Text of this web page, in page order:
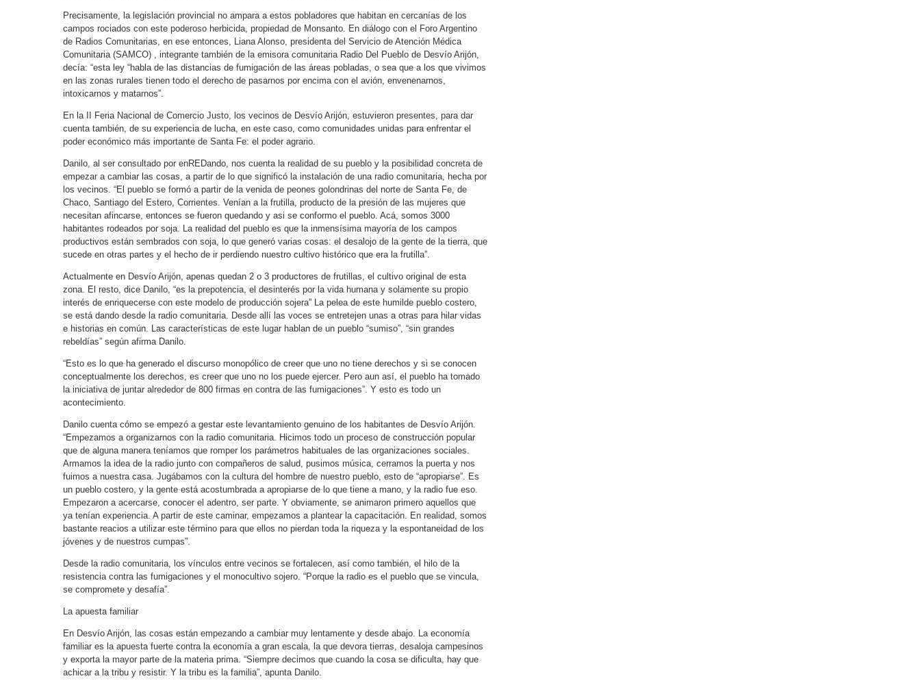
Precisamente, la legislación provincial no ampara a estos pobladores que habitan en cercanías de los
campos rociados con este poderoso herbicida, propiedad de Monsanto. En diálogo con el Foro Argentino
de Radios Comunitarias, en ese entonces, Liana Alonso, presidenta del Servicio de Atención Médica
Comunitaria (SAMCO) , integrante también de la emisora comunitaria Radio Del Pueblo de Desvío Arijón,
decía: “esta ley “habla de las distancias de fumigación de las áreas pobladas, o sea que a los que vivimos
en las zonas rurales tienen todo el derecho de pasarnos por encima con el avión, envenenarnos,
intoxicarnos y matarnos”.
En la II Feria Nacional de Comercio Justo, los vecinos de Desvío Arijón, estuvieron presentes, para dar
cuenta también, de su experiencia de lucha, en este caso, como comunidades unidas para enfrentar el
poder económico más importante de Santa Fe: el poder agrario.
Danilo, al ser consultado por enREDando, nos cuenta la realidad de su pueblo y la posibilidad concreta de
empezar a cambiar las cosas, a partir de lo que significó la instalación de una radio comunitaria, hecha por
los vecinos. “El pueblo se formó a partir de la venida de peones golondrinas del norte de Santa Fe, de
Chaco, Santiago del Estero, Corrientes. Venían a la frutilla, producto de la presión de las mujeres que
necesitan afincarse, entonces se fueron quedando y asi se conformo el pueblo. Acá, somos 3000
habitantes rodeados por soja. La realidad del pueblo es que la inmensísima mayoría de los campos
productivos están sembrados con soja, lo que generó varias cosas: el desalojo de la gente de la tierra, que
sucede en otras partes y el hecho de ir perdiendo nuestro cultivo histórico que era la frutilla”.
Actualmente en Desvío Arijón, apenas quedan 2 o 3 productores de frutillas, el cultivo original de esta
zona. El resto, dice Danilo, “es la prepotencia, el desinterés por la vida humana y solamente su propio
interés de enriquecerse con este modelo de producción sojera” La pelea de este humilde pueblo costero,
se está dando desde la radio comunitaria. Desde allí las voces se entretejen unas a otras para hilar vidas
e historias en común. Las características de este lugar hablan de un pueblo “sumiso”, “sin grandes
rebeldías” según afirma Danilo.
“Esto es lo que ha generado el discurso monopólico de creer que uno no tiene derechos y si se conocen
conceptualmente los derechos, es creer que uno no los puede ejercer. Pero aun así, el pueblo ha tomado
la iniciativa de juntar alrededor de 800 firmas en contra de las fumigaciones”. Y esto es todo un
acontecimiento.
Danilo cuenta cómo se empezó a gestar este levantamiento genuino de los habitantes de Desvío Arijón.
“Empezamos a organizarnos con la radio comunitaria. Hicimos todo un proceso de construcción popular
que de alguna manera teníamos que romper los parámetros habituales de las organizaciones sociales.
Armamos la idea de la radio junto con compañeros de salud, pusimos música, cerramos la puerta y nos
fuimos a nuestra casa. Jugábamos con la cultura del hombre de nuestro pueblo, esto de “apropiarse”. Es
un pueblo costero, y la gente está acostumbrada a apropiarse de lo que tiene a mano, y la radio fue eso.
Empezaron a acercarse, conocer el adentro, ser parte. Y obviamente, se animaron primero aquellos que
ya tenían experiencia. A partir de este caminar, empezamos a plantear la capacitación. En realidad, somos
bastante reacios a utilizar este término para que ellos no pierdan toda la riqueza y la espontaneidad de los
jóvenes y de nuestros cumpas”.
Desde la radio comunitaria, los vínculos entre vecinos se fortalecen, así como también, el hilo de la
resistencia contra las fumigaciones y el monocultivo sojero. “Porque la radio es el pueblo que se vincula,
se compromete y desafía”.
La apuesta familiar
En Desvío Arijón, las cosas están empezando a cambiar muy lentamente y desde abajo. La economía
familiar es la apuesta fuerte contra la economía a gran escala, la que devora tierras, desaloja campesinos
y exporta la mayor parte de la materia prima. “Siempre decimos que cuando la cosa se dificulta, hay que
achicar a la tribu y resistir. Y la tribu es la familia”, apunta Danilo.